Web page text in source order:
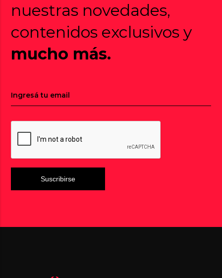
nuestras novedades,
contenidos exclusivos y
mucho más.